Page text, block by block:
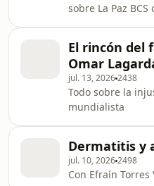
sobre La Paz
El rincón del
Omar
jul. 13, 20262438
Todo sobre la
mundialista
Dermatitis y
jul. 10, 20262498
Con Efraín Torres